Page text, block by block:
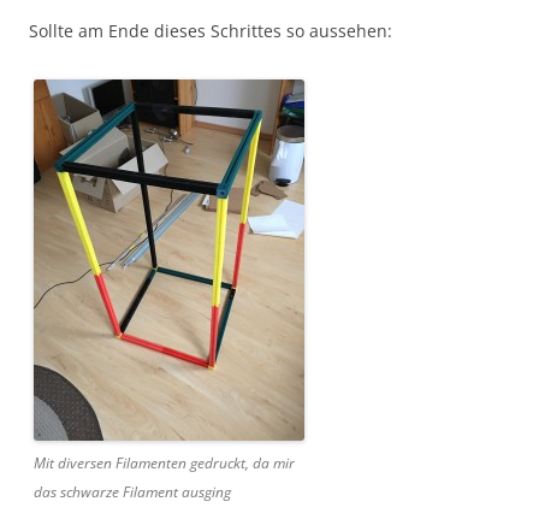
Sollte am Ende dieses Schrittes so aussehen:
Mit diversen Filamenten gedruckt, da mir
das schwarze Filament ausging